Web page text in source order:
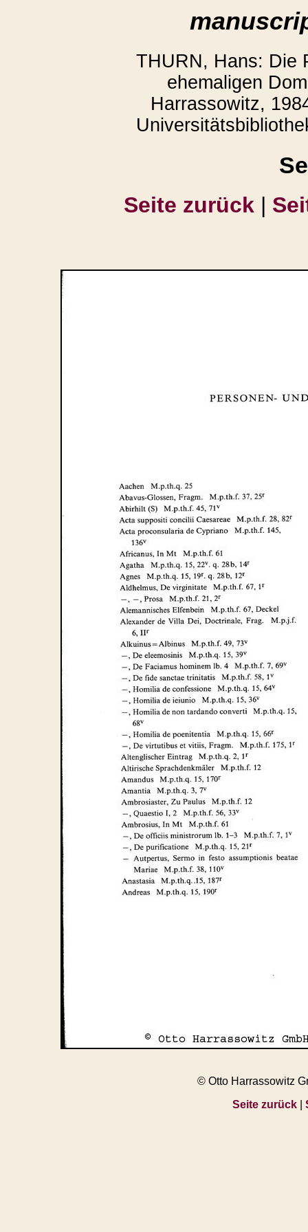
THURN, Hans: Die
ehemaligen
Harrassowitz,
Seite zurück |
© Otto Harrassowitz
Seite zurück|